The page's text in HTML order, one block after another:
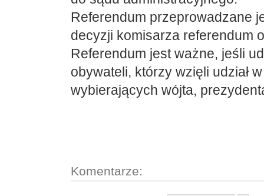
Referendum przeprowadzane
decyzji komisarza referendum
Referendum jest ważne, jeśli
obywateli, którzy wzięli udział
wybierających wójta,
Komentarze: